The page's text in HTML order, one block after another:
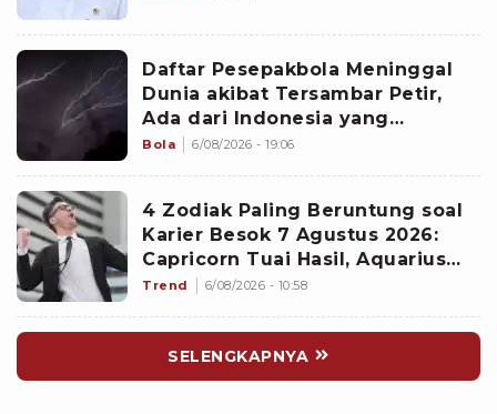
Daftar Pesepakbola Meninggal
Dunia akibat Tersambar Petir,
Ada dari Indonesia yang
Namanya sudah Tersohor
Bola 6/08/2026 - 19:06
4 Zodiak Paling Beruntung soal
Karier Besok 7 Agustus 2026:
Capricorn Tuai Hasil, Aquarius
Mencuri Perhatian Atasan
Trend 6/08/2026 - 10:58
SELENGKAPNYA